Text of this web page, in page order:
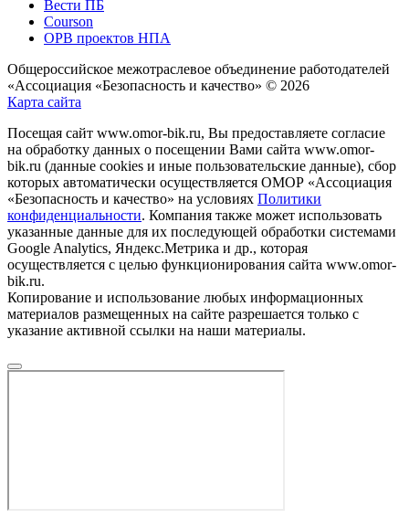
Вести ПБ
Courson
ОРВ проектов НПА
Общероссийское межотраслевое объединение работодателей
«Ассоциация «Безопасность и качество» © 2026
Карта сайта
Посещая сайт www.omor-bik.ru, Вы предоставляете согласие
на обработку данных о посещении Вами сайта www.omor-
bik.ru (данные cookies и иные пользовательские данные), сбор
которых автоматически осуществляется ОМОР «Ассоциация
«Безопасность и качество» на условиях Политики
конфиденциальности. Компания также может использовать
указанные данные для их последующей обработки системами
Google Analytics, Яндекс.Метрика и др., которая
осуществляется с целью функционирования сайта www.omor-
bik.ru.
Копирование и использование любых информационных
материалов размещенных на сайте разрешается только с
указание активной ссылки на наши материалы.